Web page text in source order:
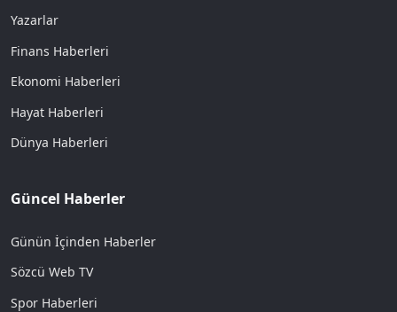
Yazarlar
Finans Haberleri
Ekonomi Haberleri
Hayat Haberleri
Dünya Haberleri
Güncel Haberler
Günün İçinden Haberler
Sözcü Web TV
Spor Haberleri